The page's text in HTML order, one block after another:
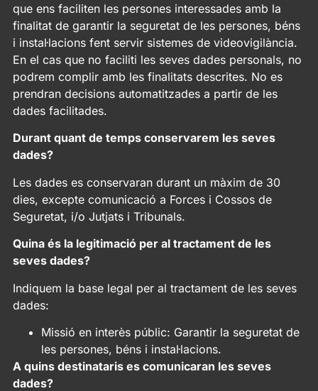
que ens faciliten les persones interessades amb la
finalitat de garantir la seguretat de les persones, béns
i instal·lacions fent servir sistemes de videovigilància.
En el cas que no faciliti les seves dades personals, no
podrem complir amb les finalitats descrites. No es
prendran decisions automatitzades a partir de les
dades facilitades.
Durant quant de temps conservarem les seves
dades?
Les dades es conservaran durant un màxim de 30
dies, excepte comunicació a Forces i Cossos de
Seguretat, i/o Jutjats i Tribunals.
Quina és la legitimació per al tractament de les
seves dades?
Indiquem la base legal per al tractament de les seves
dades:
Missió en interès públic: Garantir la seguretat de
les persones, béns i instal·lacions.
A quins destinataris es comunicaran les seves
dades?